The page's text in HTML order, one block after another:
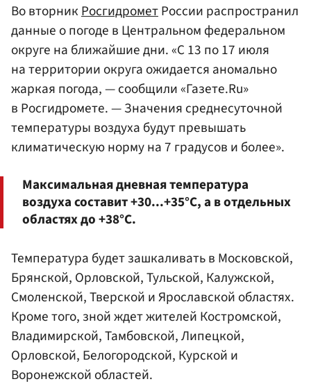
Во вторник РосгидрометРоссии распространил
данные о погоде в Центральном федеральном
округе на ближайшие дни. «С 13 по 17 июля
на территории округа ожидается аномально
жаркая погода, — сообщили «Газете.Ru»
в Росгидромете. — Значения среднесуточной
температуры воздуха будут превышать
климатическую норму на 7 градусов и более».
Максимальная дневная температура
воздуха составит +30...+35°С, а в отдельных
областях до +38°С.
Температура будет зашкаливать в Московской,
Брянской, Орловской, Тульской, Калужской,
Смоленской, Тверской и Ярославской областях.
Кроме того, зной ждет жителей Костромской,
Владимирской, Тамбовской, Липецкой,
Орловской, Белогородской, Курской и
Воронежской областей.